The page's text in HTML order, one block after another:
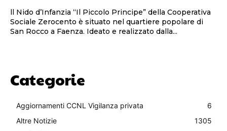
ll Nido d’Infanzia “Il Piccolo Principe” della Cooperativa
Sociale Zerocento è situato nel quartiere popolare di
San Rocco a Faenza. Ideato e realizzato dalla...
Categorie
Aggiornamenti CCNL Vigilanza privata
6
Altre Notizie
1305